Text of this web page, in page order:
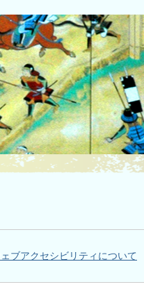
ブアクセシビリティについて